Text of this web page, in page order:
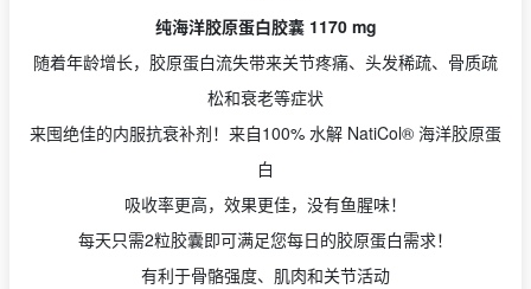
纯海洋胶原蛋白胶囊 1170 mg
随着年龄增长，胶原蛋白流失带来关节疼痛、头发稀疏、骨质疏
松和衰老等症状
来囤绝佳的内服抗衰补剂！来自100% 水解 NatiCol® 海洋胶原蛋
白
吸收率更高，效果更佳，没有鱼腥味！
每天只需2粒胶囊即可满足您每日的胶原蛋白需求！
有利于骨骼强度、肌肉和关节活动